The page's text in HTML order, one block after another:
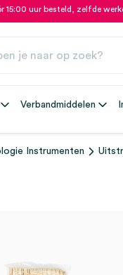
15:00 uur besteld, zelfde
Verbandmiddelen
Instrumenten